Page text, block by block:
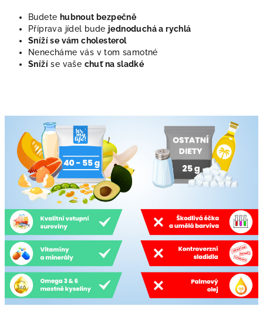
Budete hubnout bezpečně
Příprava jídel bude jednoduchá a rychlá
Sníží se vám cholesterol
Nenecháme vás v tom samotné
Sníží se vaše chuť na sladké